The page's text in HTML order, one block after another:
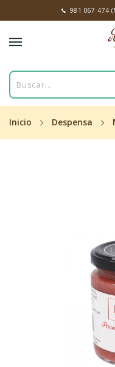
981 067 474
Inicio Despensa